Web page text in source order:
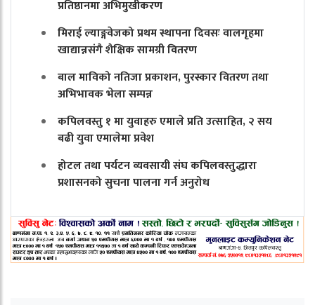
प्रतिष्ठानमा अभिमुखीकरण
मिराई ल्याङ्गवेजको प्रथम स्थापना दिवसः वालगृहमा
खाद्यान्नसंगै शैक्षिक सामग्री वितरण
बाल माविको नतिजा प्रकाशन, पुरस्कार वितरण तथा
अभिभावक भेला सम्पन्न
कपिलवस्तु १ मा युवाहरु एमाले प्रति उत्साहित, २ सय
बढी युवा एमालेमा प्रवेश
होटल तथा पर्यटन व्यवसायी संघ कपिलवस्तुद्धारा
प्रशासनको सुचना पालना गर्न अनुरोध